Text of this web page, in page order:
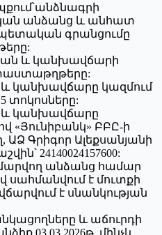
անձանց և անհատ
գրանցումը
և կանխավճարի
կանխավճարը կազմում
տոկոսները:
և կանխավճարը
«Յունիբանկ» ԲԲԸ-ի
ԱՁ Գրիգոր Ալեքսանյանի
24140024157600:
անձանց համար
սահմանվում է մուտքի
է սնանկության
և աճուրդի
03.03.2026թ. մինչև